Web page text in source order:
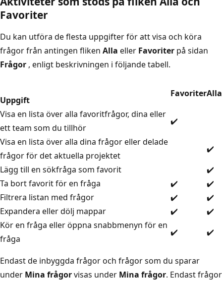
Favoriter
Du kan utföra de flesta uppgifter för att visa och köra
frågor från antingen fliken Alla eller Favoriter på sidan
Frågor , enligt beskrivningen i följande tabell.
Uppgift
FavoriterAlla
Visa en lista över alla favoritfrågor, dina eller
ett team som du tillhör
✔️
Visa en lista över alla dina frågor eller delade
frågor för det aktuella projektet
✔️
Lägg till en sökfråga som favorit
✔️
Ta bort favorit för en fråga
✔️
✔️
Filtrera listan med frågor
✔️
✔️
Expandera eller dölj mappar
✔️
✔️
Kör en fråga eller öppna snabbmenyn för en
fråga
✔️ ✔️
Endast de inbyggda frågor och frågor som du sparar
under Mina frågorvisas under Mina frågor. Endast frågor